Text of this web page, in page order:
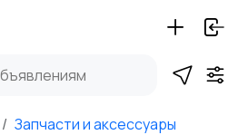
Запчасти и аксессуары